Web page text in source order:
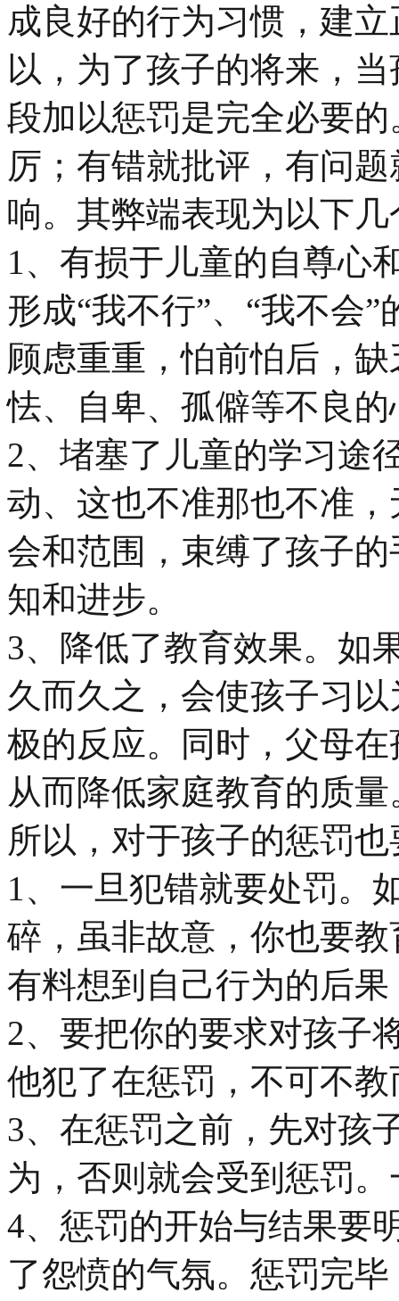
成良好的行为习惯，建
以，为了孩子的将来，
段加以惩罚是完全必要
厉；有错就批评，有问
响。其弊端表现为以下
1、有损于儿童的自尊心
形成“我不行”、“我不会
顾虑重重，怕前怕后，
怯、自卑、孤僻等不良
2、堵塞了儿童的学习途
动、这也不准那也不准
会和范围，束缚了孩子
知和进步。
3、降低了教育效果。如
久而久之，会使孩子习
极的反应。同时，父母
从而降低家庭教育的质量
所以，对于孩子的惩罚
1、一旦犯错就要处罚。
碎，虽非故意，你也要
有料想到自己行为的后
2、要把你的要求对孩子
他犯了在惩罚，不可不教
3、在惩罚之前，先对孩
为，否则就会受到惩罚
4、惩罚的开始与结果要
了怨愤的气氛。惩罚完